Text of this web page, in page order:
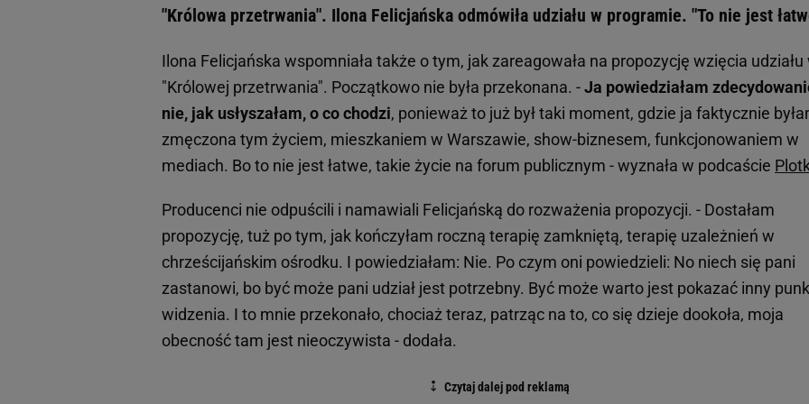
"Królowa przetrwania". Ilona Felicjańska odmówiła udziału w programie. "To nie jest
Ilona Felicjańska wspomniała także o tym, jak zareagowała na propozycję wzięcia udziału
"Królowej przetrwania". Początkowo nie była przekonana. -Ja powiedziałam
nie, jak usłyszałam, o co chodzi, ponieważ to już był taki moment, gdzie ja faktycznie
zmęczona tym życiem, mieszkaniem w Warszawie, show-biznesem, funkcjonowaniem w
mediach. Bo to nie jest łatwe, takie życie na forum publicznym - wyznała w podcaście
Producenci nie odpuścili i namawiali Felicjańską do rozważenia propozycji. - Dostałam
propozycję, tuż po tym, jak kończyłam roczną terapię zamkniętą, terapię uzależnień w
chrześcijańskim ośrodku. I powiedziałam: Nie. Po czym oni powiedzieli: No niech się pani
zastanowi, bo być może pani udział jest potrzebny. Być może warto jest pokazać inny
widzenia. I to mnie przekonało, chociaż teraz, patrząc na to, co się dzieje dookoła, moja
obecność tam jest nieoczywista - dodała.